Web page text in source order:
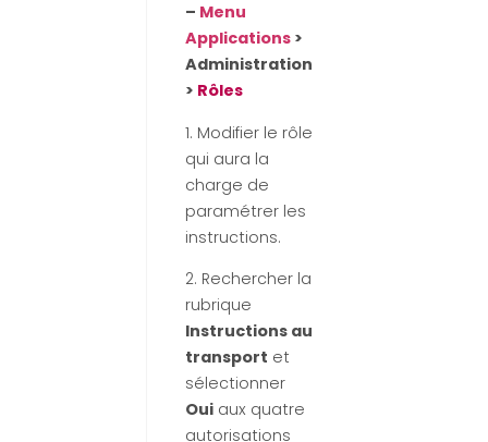
– Menu
Applications >
Administration
> Rôles
1. Modifier le rôle
qui aura la
charge de
paramétrer les
instructions.
2. Rechercher la
rubrique
Instructions au
transport et
sélectionner
Oui aux quatre
autorisations